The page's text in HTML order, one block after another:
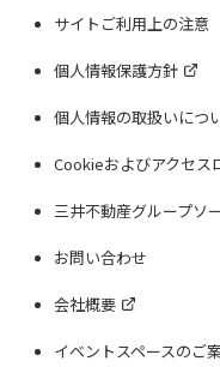
サイトご利用上の注意
個人情報保護方針
個人情報の取扱いにつ
Cookieおよびアクセス
三井不動産グループソ
お問い合わせ
会社概要
イベントスペースのご